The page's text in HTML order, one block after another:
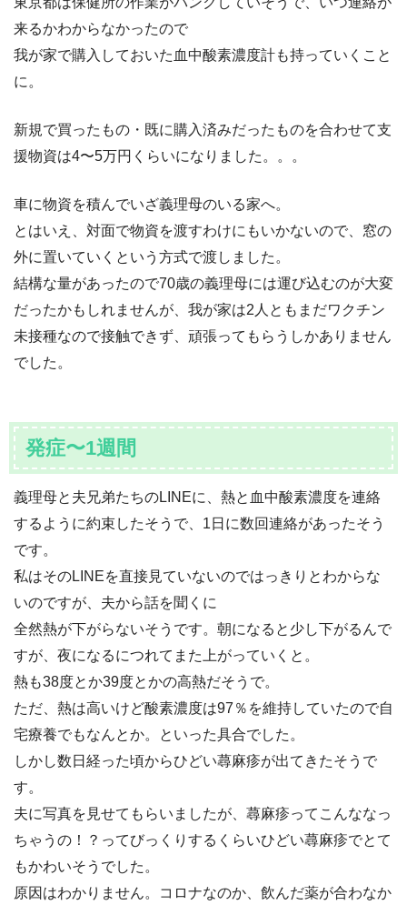
来るかわからなかったので
我が家で購入しておいた血中酸素濃度計も持っていくこと
に。
新規で買ったもの・既に購入済みだったものを合わせて支
援物資は4〜5万円くらいになりました。。。
車に物資を積んでいざ義理母のいる家へ。
とはいえ、対面で物資を渡すわけにもいかないので、窓の
外に置いていくという方式で渡しました。
結構な量があったので70歳の義理母には運び込むのが大変
だったかもしれませんが、我が家は2人ともまだワクチン
未接種なので接触できず、頑張ってもらうしかありません
でした。
発症〜1週間
義理母と夫兄弟たちのLINEに、熱と血中酸素濃度を連絡
するように約束したそうで、1日に数回連絡があったそう
です。
私はそのLINEを直接見ていないのではっきりとわからな
いのですが、夫から話を聞くに
全然熱が下がらないそうです。朝になると少し下がるんで
すが、夜になるにつれてまた上がっていくと。
熱も38度とか39度とかの高熱だそうで。
ただ、熱は高いけど酸素濃度は97％を維持していたので自
宅療養でもなんとか。といった具合でした。
しかし数日経った頃からひどい蕁麻疹が出てきたそうで
す。
夫に写真を見せてもらいましたが、蕁麻疹ってこんななっ
ちゃうの！？ってびっくりするくらいひどい蕁麻疹でとて
もかわいそうでした。
原因はわかりません。コロナなのか、飲んだ薬が合わなか